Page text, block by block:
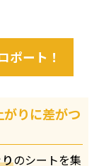
ポート！
りに差がつ
のシートを集